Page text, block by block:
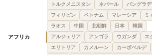
トルクメニスタン
ネパール バングラデ
フィリピン
ベトナム マレーシア ミ
ラオス
中国 北朝鮮 日本 韓国
アフリカ アルジェリア アンゴラ ウガンダ エ
エリトリア
カメルーン カーボベルデ